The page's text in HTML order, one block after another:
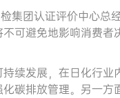
集团认证评价中心
可避免地影响消费
续发展，在日化行
碳排放管理。另一